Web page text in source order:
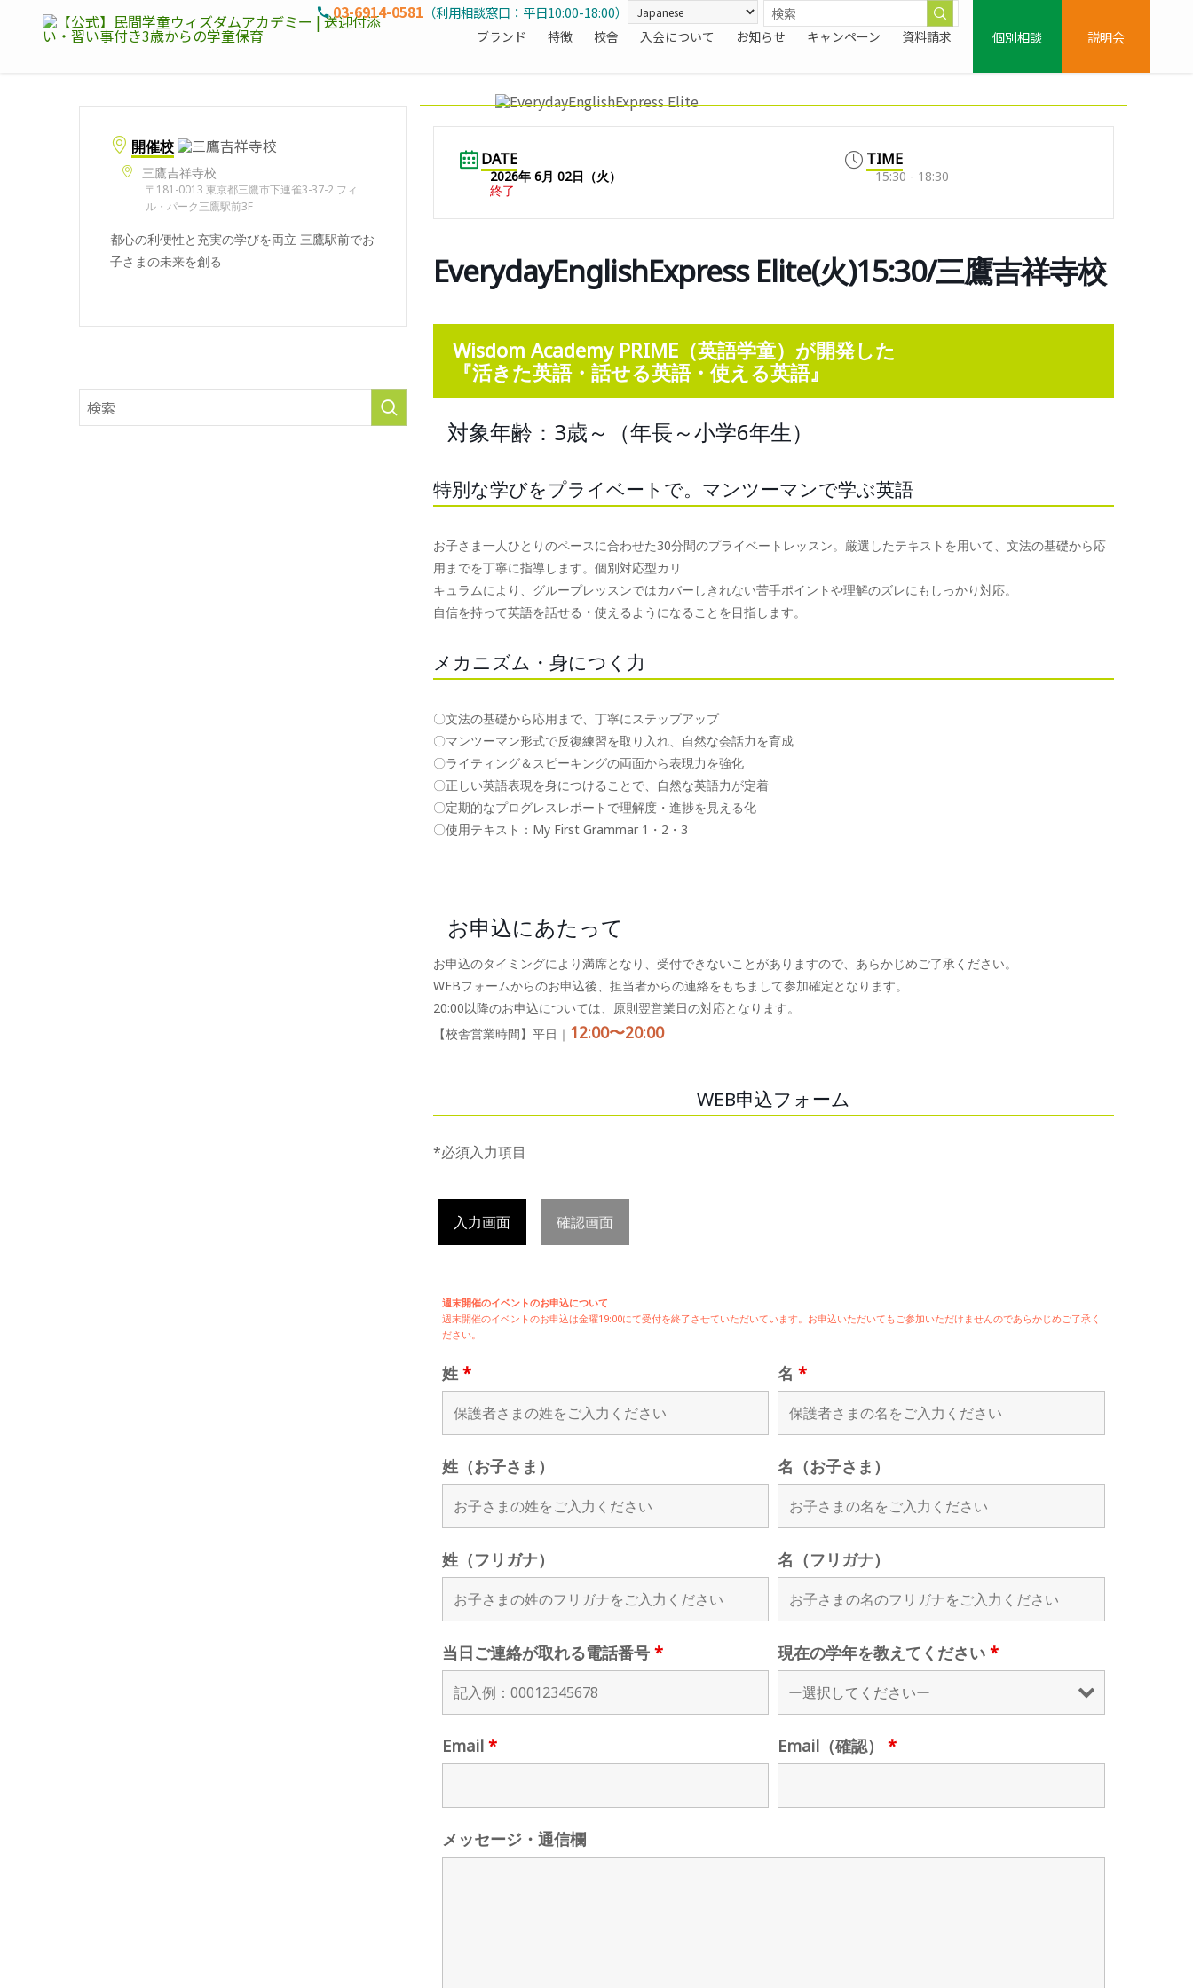
ブランド 特徴 校舎 入会について お知らせ キャンペーン 資料請求
03-6914-0581 （利用相談窓口：平日10:00-18:00）
個別相談
説明会
開催校
三鷹吉祥寺校
〒181-0013 東京都三鷹市下連雀3-37-2 フィ
ル・パーク三鷹駅前3F
都心の利便性と充実の学びを両立 三鷹駅前でお
子さまの未来を創る
DATE
2026年 6月 02日（火）
終了
TIME
15:30 - 18:30
EverydayEnglishExpress Elite(火)15:30/三鷹吉祥寺校
Wisdom Academy PRIME（英語学童）が開発した
『活きた英語・話せる英語・使える英語』
対象年齢：3歳～（年長～小学6年生）
特別な学びをプライベートで。マンツーマンで学ぶ英語
お子さま一人ひとりのペースに合わせた30分間のプライベートレッスン。厳選したテキストを用いて、文法の基礎から応
用までを丁寧に指導します。個別対応型カリ
キュラムにより、グループレッスンではカバーしきれない苦手ポイントや理解のズレにもしっかり対応。
自信を持って英語を話せる・使えるようになることを目指します。
メカニズム・身につく力
〇文法の基礎から応用まで、丁寧にステップアップ
〇マンツーマン形式で反復練習を取り入れ、自然な会話力を育成
〇ライティング＆スピーキングの両面から表現力を強化
〇正しい英語表現を身につけることで、自然な英語力が定着
〇定期的なプログレスレポートで理解度・進捗を見える化
〇使用テキスト：My First Grammar 1・2・3
お申込にあたって
お申込のタイミングにより満席となり、受付できないことがありますので、あらかじめご了承ください。
WEBフォームからのお申込後、担当者からの連絡をもちまして参加確定となります。
20:00以降のお申込については、原則翌営業日の対応となります。
【校舎営業時間】平日｜ 12:00〜20:00
WEB申込フォーム
*必須入力項目
入力画面 確認画面
週末開催のイベントのお申込について
週末開催のイベントのお申込は金曜19:00にて受付を終了させていただいています。お申込いただいてもご参加いただけませんのであらかじめご了承く
ださい。
姓 * 名*
姓（お子さま） 名（お子さま）
姓（フリガナ） 名（フリガナ）
当日ご連絡が取れる電話番号 * 現在の学年を教えてください*
Email * Email（確認）*
メッセージ・通信欄